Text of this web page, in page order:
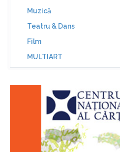
Muzică
Teatru & Dans
Film
MULTIART